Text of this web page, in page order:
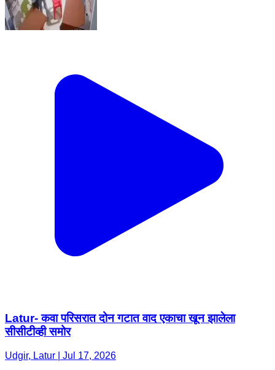
Latur- कवा परिसरात दोन गटात वाद एकाचा खून झालेला
सीसीटीव्ही समोर
Udgir, Latur | Jul 17, 2026